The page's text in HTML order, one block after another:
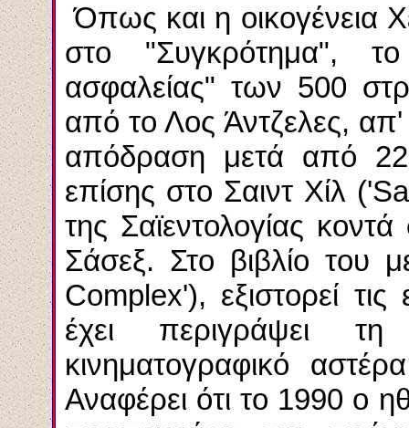
Όπως και η οικογένεια
στο "Συγκρότημα", το
ασφαλείας" των 500
από το Λος Άντζελες, απ'
απόδραση μετά από 22
επίσης στο Σαιντ Χίλ
της Σαϊεντολογίας
Σάσεξ. Στο βιβλίο του
Complex'), εξιστορεί
έχει περιγράψει
κινηματογραφικό
Αναφέρει ότι το 1990 ο